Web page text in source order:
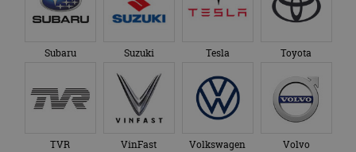
Subaru Suzuki Tesla Toyota
TVR VinFast Volkswagen Volvo